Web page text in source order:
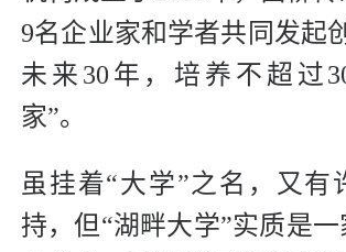
9名企业家和学者共同发起
未来30年，培养不超过
家”。
虽挂着“大学”之名，又有
持，但“湖畔大学”实质是